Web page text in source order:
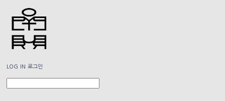
LOG IN 로그인